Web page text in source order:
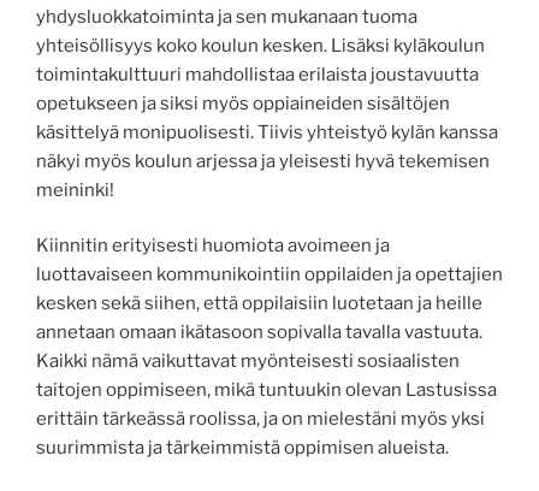
yhdysluokkatoiminta ja sen mukanaan tuoma
yhteisöllisyys koko koulun kesken. Lisäksi kyläkoulun
toimintakulttuuri mahdollistaa erilaista joustavuutta
opetukseen ja siksi myös oppiaineiden sisältöjen
käsittelyä monipuolisesti. Tiivis yhteistyö kylän kanssa
näkyi myös koulun arjessa ja yleisesti hyvä tekemisen
meininki!
Kiinnitin erityisesti huomiota avoimeen ja
luottavaiseen kommunikointiin oppilaiden ja opettajien
kesken sekä siihen, että oppilaisiin luotetaan ja heille
annetaan omaan ikätasoon sopivalla tavalla vastuuta.
Kaikki nämä vaikuttavat myönteisesti sosiaalisten
taitojen oppimiseen, mikä tuntuukin olevan Lastusissa
erittäin tärkeässä roolissa, ja on mielestäni myös yksi
suurimmista ja tärkeimmistä oppimisen alueista.